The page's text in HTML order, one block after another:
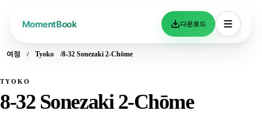
다운로드
여정 Tyoko 8-32 Sonezaki 2-Chōme
TYOKO
8-32 Sonezaki 2-Chōme